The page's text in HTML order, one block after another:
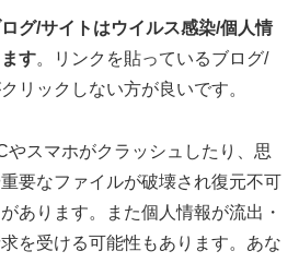
グ/サイトはウイルス感染/個人情
す。リンクを貼っているブログ/
リックしない方が良いです。
やスマホがクラッシュしたり、思
要なファイルが破壊され復元不可
あります。また個人情報が流出・
を受ける可能性もあります。あな